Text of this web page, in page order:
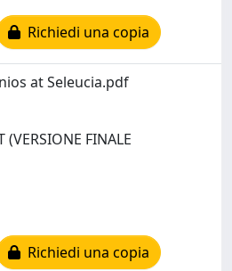
Richiedi una copia
at Seleucia.pdf
FINALE
Richiedi una copia